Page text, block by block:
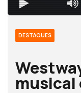
DESTAQUES
musical